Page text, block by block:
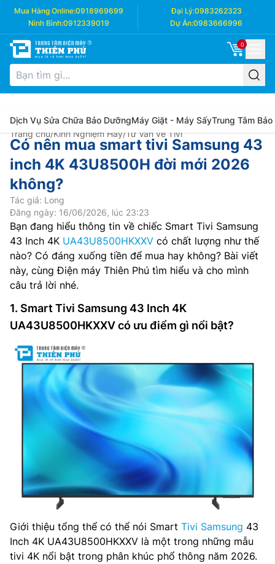
Mua Hàng Online:0918969699 Đại Lý:0983262323
Ninh Bình:0912339019 Dự Án:0983666996
0
Dịch Vụ Sửa Chữa Bảo DưỡngMáy Giặt - Máy SấyTrung Tâm Bảo
Trang chủ/Kinh Nghiệm Hay/Tư Vấn về Tivi
Có nên mua smart tivi Samsung 43
inch 4K 43U8500H đời mới 2026
không?
Tác giả: Long
Đăng ngày: 16/06/2026, lúc 23:23
Bạn đang hiểu thông tin về chiếc Smart Tivi Samsung
43 Inch 4K UA43U8500HKXXV có chất lượng như thế
nào? Có đáng xuống tiền để mua hay không? Bài viết
này, cùng Điện máy Thiên Phú tìm hiểu và cho mình
câu trả lời nhé.
1. Smart Tivi Samsung 43 Inch 4K
UA43U8500HKXXV có ưu điểm gì nổi bật?
Giới thiệu tổng thể có thể nói Smart Tivi Samsung 43
Inch 4K UA43U8500HKXXV là một trong những mẫu
tivi 4K nổi bật trong phân khúc phổ thông năm 2026.